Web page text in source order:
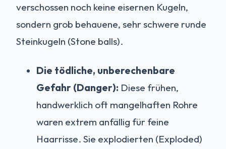
verschossen noch keine eisernen Kugeln,
sondern grob behauene, sehr schwere runde
Steinkugeln (Stone balls).
Die tödliche, unberechenbare
Gefahr (Danger): Diese frühen,
handwerklich oft mangelhaften Rohre
waren extrem anfällig für feine
Haarrisse. Sie explodierten (Exploded)